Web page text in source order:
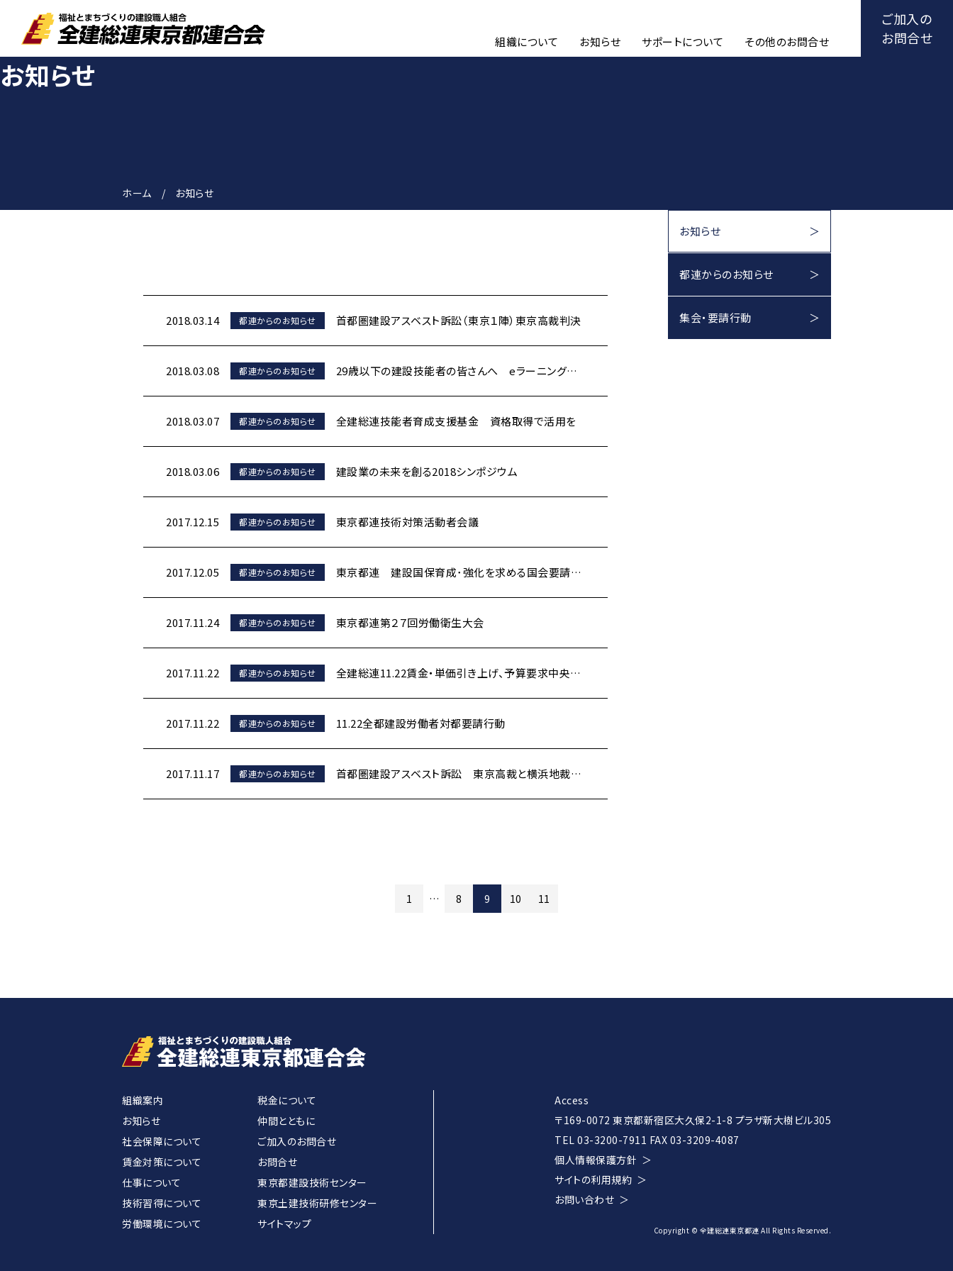
組織について お知らせ サポートについて その他のお問合せ
ご加入の
お問合せ
お知らせ
ホーム お知らせ
2018.03.14 都連からのお知らせ 首都圏建設アスベスト訴訟（東京１陣）東京高裁判決
2018.03.08 都連からのお知らせ
29歳以下の建設技能者の皆さんへ eラーニングを
料に
2018.03.07 都連からのお知らせ 全建総連技能者育成支援基金 資格取得で活用を
2018.03.06 都連からのお知らせ 建設業の未来を創る2018シンポジウム
2017.12.15 都連からのお知らせ 東京都連技術対策活動者会議
2017.12.05 都連からのお知らせ
東京都連 建設国保育成･強化を求める国会要請行
2017.11.24
都連からのお知らせ 東京都連第２７回労働衛生大会
2017.11.22 都連からのお知らせ
全建総連11.22賃金・単価引き上げ、予算要求中央総
2017.11.22
都連からのお知らせ 11.22全都建設労働者対都要請行動
2017.11.17 都連からのお知らせ
首都圏建設アスベスト訴訟 東京高裁と横浜地裁で
お知らせ
都連からのお知らせ
集会・要請行動
投
ペー
1 … 8 9 10 11
組織案内
お知らせ
社会保障について
賃金対策について
仕事について
技術習得について
労働環境について
税金について
仲間とともに
ご加入のお問合せ
お問合せ
東京都建設技術センター
東京土建技術研修センター
サイトマップ
Access
〒169-0072 東京都新宿区大久保2-1-8 プラザ新大樹ビル305
TEL 03-3200-7911 FAX 03-3209-4087
個人情報保護方針
サイトの利用規約
お問い合わせ
Copyright © 全建総連東京都連 All Rights Reserved.